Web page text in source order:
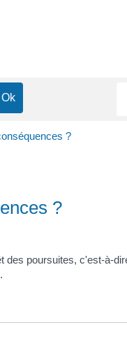
?
?
poursuites, c'est-à-